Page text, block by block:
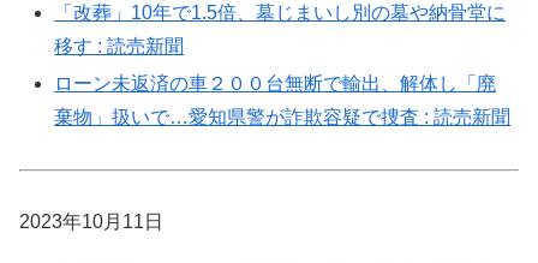
「改葬」10年で1.5倍、墓じまいし別の墓や納骨堂に
移す : 読売新聞
ローン未返済の車２００台無断で輸出、解体し「廃
棄物」扱いで…愛知県警が詐欺容疑で捜査 : 読売新聞
2023年10月11日